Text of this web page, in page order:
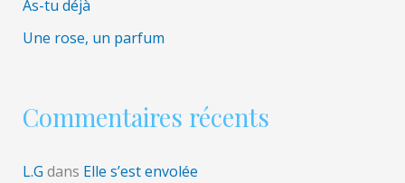
As-tu déjà
Une rose, un parfum
Commentaires récents
L.G dans Elle s’est envolée